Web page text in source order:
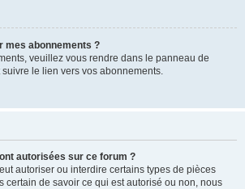
mes abonnements ?
veuillez vous rendre dans le panneau de
le lien vers vos abonnements.
autorisées sur ce forum ?
autoriser ou interdire certains types de pièces
certain de savoir ce qui est autorisé ou non, nous